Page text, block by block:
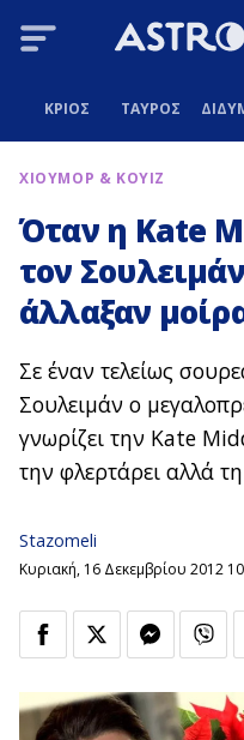
ΚΡΙΟΣ ΤΑΥΡΟΣ
ΧΙΟΥΜΟΡ & ΚΟΥΙΖ
Όταν η Kate
τον
άλλαξαν
Σε έναν τελείως
Σουλειμάν ο
γνωρίζει την Kate
την φλερτάρει αλλά
Stazomeli
Κυριακή, 16 Δεκεμβρίου 2012